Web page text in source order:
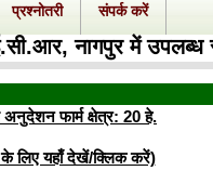
प्रश्नोतरी संपर्क करें
नागपुर में उपलब्ध
फार्म क्षेत्र: 20 हे.
के लिए यहाँ देखें/क्लिक करें)